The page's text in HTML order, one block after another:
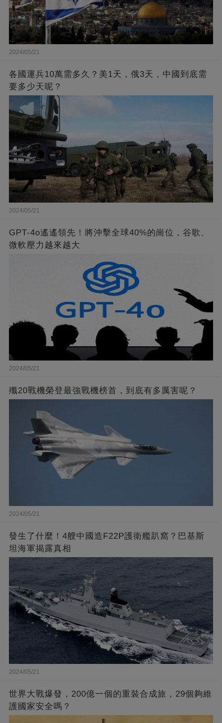
2024/05/21
各國運兵10萬需多久？美1天，俄3天，中國到底需
要多少天呢？
2024/05/21
GPT-4o遙遙領先！將沖擊全球40%的崗位，谷歌、
微軟壓力越來越大
2024/05/21
殲20戰機榮登最強戰機榜首，到底有多厲害呢？
2024/05/21
發生了什麼！4艘中國造F22P護衛艦趴窩？巴基斯
坦海軍揭露真相
2024/05/21
世界大戰爆發，200億一個的重裝合成旅，29個夠維
護國家安全嗎？